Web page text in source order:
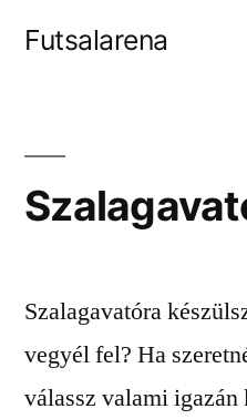
Futsalarena
Szalagavatóra
vegyél fel? Ha
válassz valami